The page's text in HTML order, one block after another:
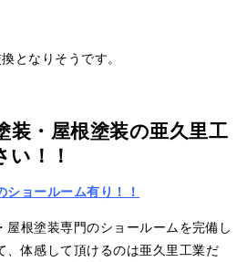
となりそうです。
装・屋根塗装の亜久里工
！！
ョールーム有り！！
屋根塗装専門のショールームを完備し
、体感して頂けるのは亜久里工業だ